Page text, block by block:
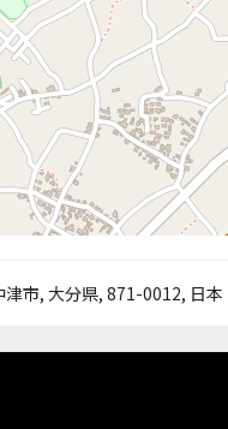
市, 大分県, 871-0012, 日本